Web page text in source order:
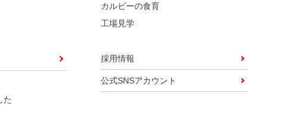
カルビーの食育
工場見学
た
採用情報
公式SNSアカウント